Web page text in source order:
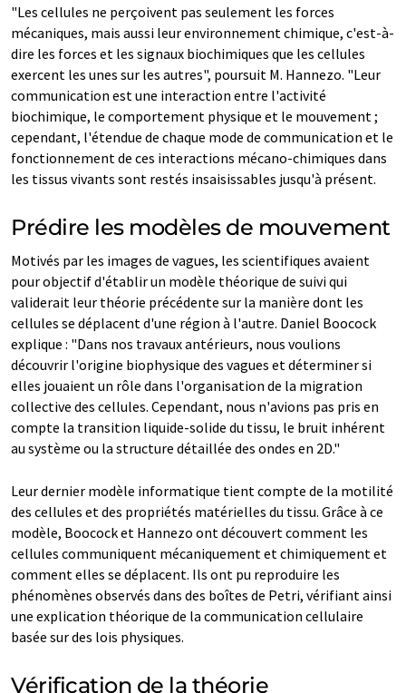
"Les cellules ne perçoivent pas seulement les forces
mécaniques, mais aussi leur environnement chimique, c'est-à-
dire les forces et les signaux biochimiques que les cellules
exercent les unes sur les autres", poursuit M. Hannezo. "Leur
communication est une interaction entre l'activité
biochimique, le comportement physique et le mouvement ;
cependant, l'étendue de chaque mode de communication et le
fonctionnement de ces interactions mécano-chimiques dans
les tissus vivants sont restés insaisissables jusqu'à présent.
Prédire les modèles de mouvement
Motivés par les images de vagues, les scientifiques avaient
pour objectif d'établir un modèle théorique de suivi qui
validerait leur théorie précédente sur la manière dont les
cellules se déplacent d'une région à l'autre. Daniel Boocock
explique : "Dans nos travaux antérieurs, nous voulions
découvrir l'origine biophysique des vagues et déterminer si
elles jouaient un rôle dans l'organisation de la migration
collective des cellules. Cependant, nous n'avions pas pris en
compte la transition liquide-solide du tissu, le bruit inhérent
au système ou la structure détaillée des ondes en 2D."
Leur dernier modèle informatique tient compte de la motilité
des cellules et des propriétés matérielles du tissu. Grâce à ce
modèle, Boocock et Hannezo ont découvert comment les
cellules communiquent mécaniquement et chimiquement et
comment elles se déplacent. Ils ont pu reproduire les
phénomènes observés dans des boîtes de Petri, vérifiant ainsi
une explication théorique de la communication cellulaire
basée sur des lois physiques.
Vérification de la théorie